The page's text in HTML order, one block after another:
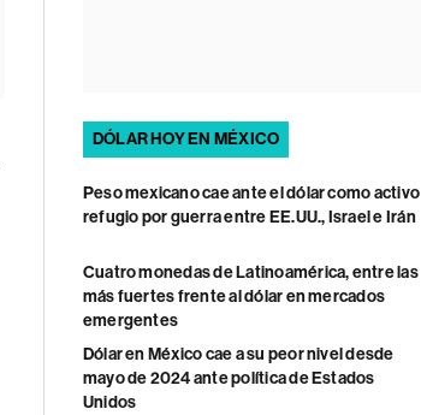
DÓLAR HOY EN MÉXICO
Peso mexicano cae ante el dólar como activo
refugio por guerra entre EE.UU., Israel e Irán
Cuatro monedas de Latinoamérica, entre las
más fuertes frente al dólar en mercados
emergentes
Dólar en México cae a su peor nivel desde
mayo de 2024 ante política de Estados
Unidos